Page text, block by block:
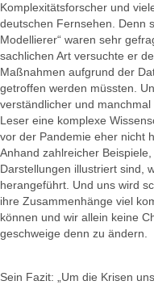
Komplexitätsforscher und
deutschen Fernsehen. Denn
Modellierer“ waren sehr
sachlichen Art versuchte er
Maßnahmen aufgrund der
getroffen werden müssten.
verständlicher und
Leser eine komplexe
vor der Pandemie eher nicht
Anhand zahlreicher
Darstellungen illustriert sind,
herangeführt. Und uns wird
ihre Zusammenhänge viel
können und wir allein keine
geschweige denn zu ändern.
Sein Fazit: „Um die Krisen